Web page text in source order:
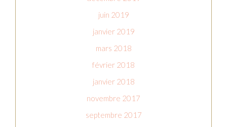
juin 2019
janvier 2019
mars 2018
février 2018
janvier 2018
novembre 2017
septembre 2017